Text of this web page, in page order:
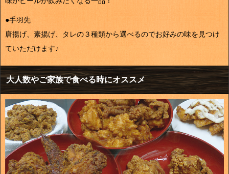
●手羽先
唐揚げ、素揚げ、タレの３種類から選べるのでお好みの味を見つけ
ていただけます♪
大人数やご家族で食べる時にオススメ